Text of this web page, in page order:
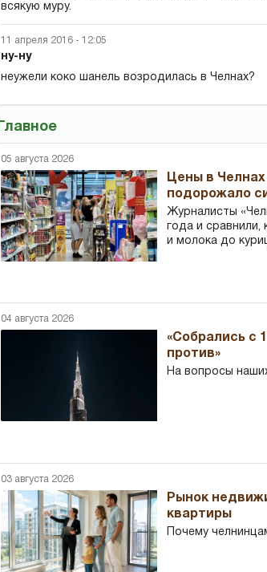
всякую муру.
11 апреля 2016 - 12:05
ну-ну
неужели коко шанель возродилась в Челнах?
Главное
05 августа 2026
Цены в
подорожало
Журналисты
года и сравнили,
и молока до
04 августа 2026
«Собрались с
против»
На вопросы
03 августа 2026
Рынок
квартиры
Почему